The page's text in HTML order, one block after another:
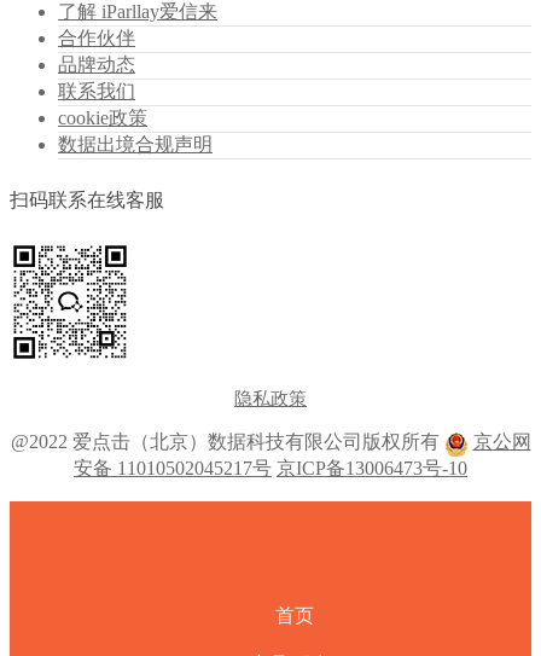
了解 iParllay爱信来
合作伙伴
品牌动态
联系我们
cookie政策
数据出境合规声明
扫码联系在线客服
隐私政策
@2022 爱点击（北京）数据科技有限公司版权所有
京公网
安备 11010502045217号 京ICP备13006473号-10
首页